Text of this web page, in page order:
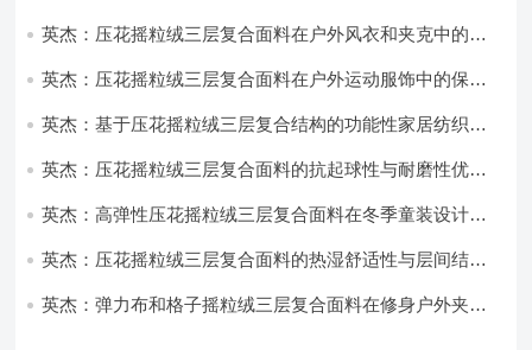
英杰：压花摇粒绒三层复合面料在户外风衣和夹克中的应
英杰：压花摇粒绒三层复合面料在户外运动服饰中的保暖
英杰：基于压花摇粒绒三层复合结构的功能性家居纺织品
英杰：压花摇粒绒三层复合面料的抗起球性与耐磨性优化
英杰：高弹性压花摇粒绒三层复合面料在冬季童装设计中
英杰：压花摇粒绒三层复合面料的热湿舒适性与层间结合
英杰：弹力布和格子摇粒绒三层复合面料在修身户外夹克